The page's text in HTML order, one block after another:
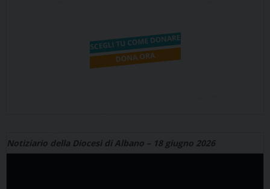
Notiziario della Diocesi di Albano – 18 giugno 2026